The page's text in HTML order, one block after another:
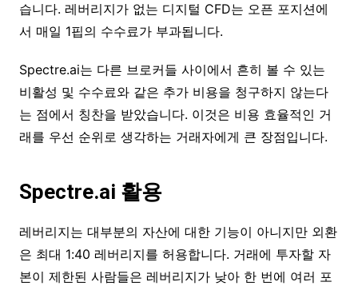
습니다. 레버리지가 없는 디지털 CFD는 오픈 포지션에
서 매일 1핍의 수수료가 부과됩니다.
Spectre.ai는 다른 브로커들 사이에서 흔히 볼 수 있는
비활성 및 수수료와 같은 추가 비용을 청구하지 않는다
는 점에서 칭찬을 받았습니다. 이것은 비용 효율적인 거
래를 우선 순위로 생각하는 거래자에게 큰 장점입니다.
Spectre.ai 활용
레버리지는 대부분의 자산에 대한 기능이 아니지만 외환
은 최대 1:40 레버리지를 허용합니다. 거래에 투자할 자
본이 제한된 사람들은 레버리지가 낮아 한 번에 여러 포